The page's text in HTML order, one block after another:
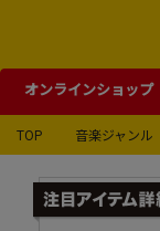
オンラインショップ
TOP 音楽ジャンル